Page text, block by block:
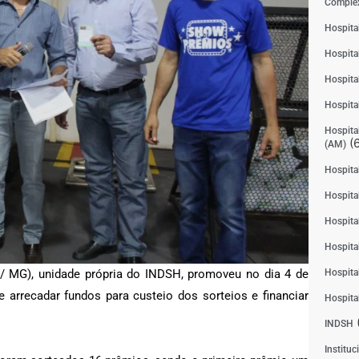
unidade própria do INDSH, promoveu no dia 4 de
fundos para custeio dos sorteios e financiar
(AM)
INDSH